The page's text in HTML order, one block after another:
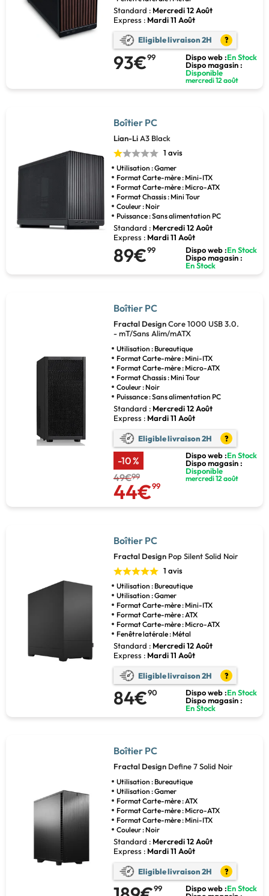
Standard : Mercredi 12 Août
Express : Mardi 11 Août
Eligible livraison 2H ?
93€99 Dispo web :En Stock
Dispo magasin :
Disponible
mercredi 12 août
Boîtier PC
Lian-Li A3 Black
1 avis
Utilisation : Gamer
Format Carte-mère : Mini-ITX
Format Carte-mère : Micro-ATX
Format Chassis : Mini Tour
Couleur : Noir
Puissance : Sans alimentation PC
Standard : Mercredi 12 Août
Express : Mardi 11 Août
89€99 Dispo web :En Stock
Dispo magasin :
En Stock
Boîtier PC
Fractal DesignCore 1000 USB 3.0.
- mT/Sans Alim/mATX
Utilisation : Bureautique
Format Carte-mère : Mini-ITX
Format Carte-mère : Micro-ATX
Format Chassis : Mini Tour
Couleur : Noir
Puissance : Sans alimentation PC
Standard : Mercredi 12 Août
Express : Mardi 11 Août
Eligible livraison 2H ?
-10 %
49€99
44€99
Dispo web :En Stock
Dispo magasin :
Disponible
mercredi 12 août
Boîtier PC
Fractal Design Pop Silent Solid Noir
1 avis
Utilisation : Bureautique
Utilisation : Gamer
Format Carte-mère : Mini-ITX
Format Carte-mère : ATX
Format Carte-mère : Micro-ATX
Fenêtre latérale : Métal
Standard : Mercredi 12 Août
Express : Mardi 11 Août
Eligible livraison 2H ?
84€90 Dispo web :En Stock
Dispo magasin :
En Stock
Boîtier PC
Fractal Design Define 7 Solid Noir
Utilisation : Bureautique
Utilisation : Gamer
Format Carte-mère : ATX
Format Carte-mère : Micro-ATX
Format Carte-mère : Mini-ITX
Couleur : Noir
Standard : Mercredi 12 Août
Express : Mardi 11 Août
Eligible livraison 2H ?
99 Dispo web :En Stock